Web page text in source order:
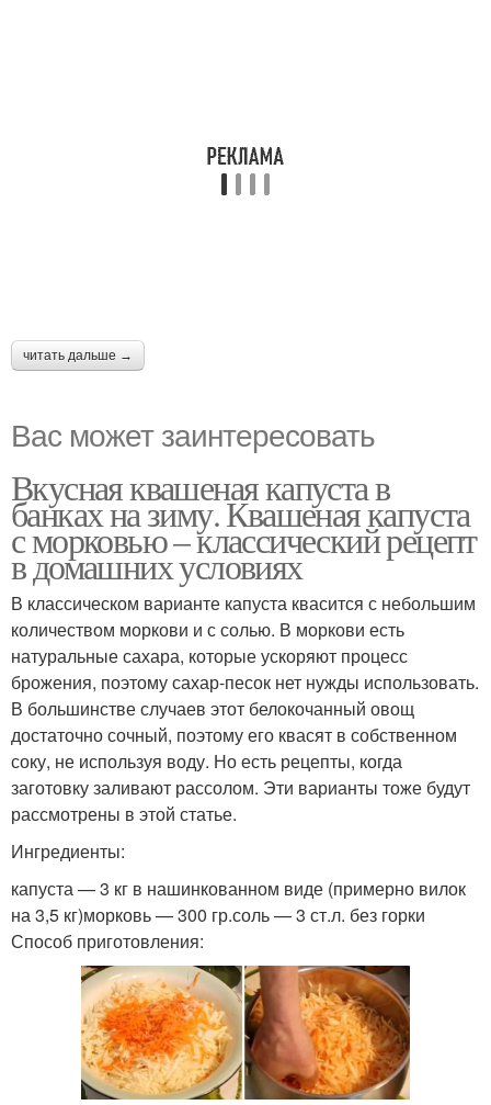
читать дальше →
Вас может заинтересовать
Вкусная квашеная капуста в
банках на зиму. Квашеная капуста
с морковью – классический рецепт
в домашних условиях
В классическом варианте капуста квасится с небольшим
количеством моркови и с солью. В моркови есть
натуральные сахара, которые ускоряют процесс
брожения, поэтому сахар-песок нет нужды использовать.
В большинстве случаев этот белокочанный овощ
достаточно сочный, поэтому его квасят в собственном
соку, не используя воду. Но есть рецепты, когда
заготовку заливают рассолом. Эти варианты тоже будут
рассмотрены в этой статье.
Ингредиенты:
капуста — 3 кг в нашинкованном виде (примерно вилок
на 3,5 кг)морковь — 300 гр.соль — 3 ст.л. без горки
Способ приготовления: